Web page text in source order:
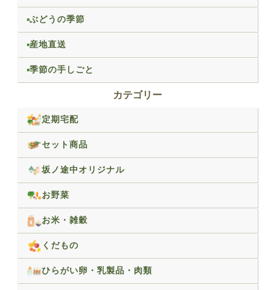
ぶどうの季節
産地直送
季節の手しごと
カテゴリー
定期宅配
セット商品
坂ノ途中オリジナル
お野菜
お米・雑穀
くだもの
ひらがい卵・乳製品・肉類